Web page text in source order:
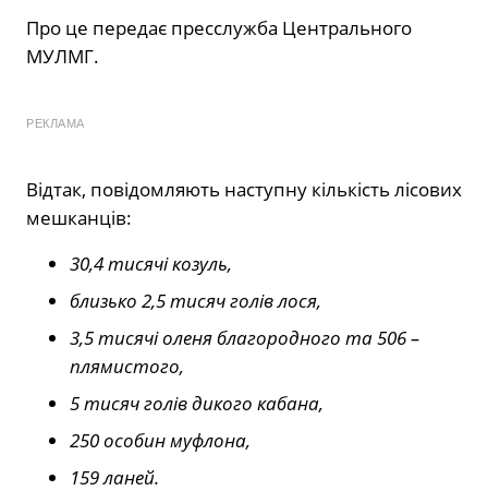
Про це передає пресслужба Центрального
МУЛМГ.
РЕКЛАМА
Відтак, повідомляють наступну кількість лісових
мешканців:
30,4 тисячі козуль,
близько 2,5 тисяч голів лося,
3,5 тисячі оленя благородного та 506 –
плямистого,
5 тисяч голів дикого кабана,
250 особин муфлона,
159 ланей.